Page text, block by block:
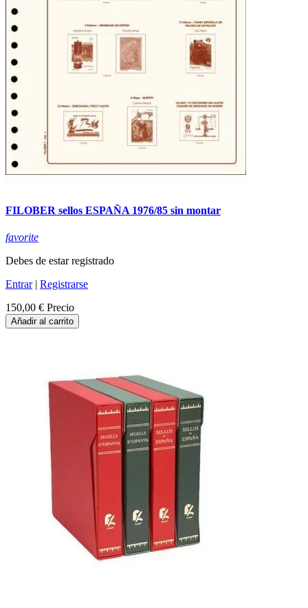
FILOBER sellos ESPAÑA 1976/85 sin montar
favorite
Debes de estar registrado
Entrar| Registrarse
150,00 € Precio
Añadir al carrito